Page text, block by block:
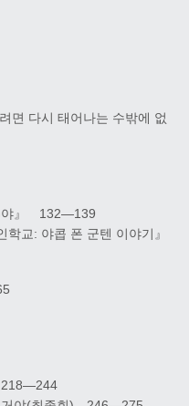
면 다시 태어나는 수밖에 없
)야』 132―139
교: 야콥 폰 군텐 이야기』
218―244